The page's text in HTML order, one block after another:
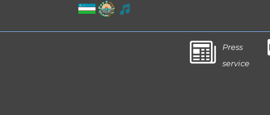
Press
service